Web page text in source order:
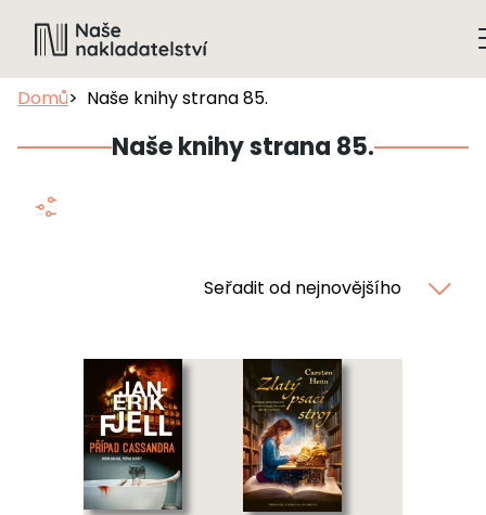
Domů Naše knihy strana 85.
Naše knihy strana 85.
Seřadit od nejnovějšího